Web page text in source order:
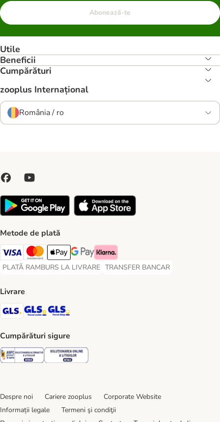
Abonează-te
Utile
Beneficii
Cumpărături
zooplus Internațional
România / ro
Metode de plată
Visa Payment Method
Master Card Payment Method
Apple Pay Payment Method
Google Pay Payment Method
Klarna Payment Method
PLATĂ RAMBURS LA LIVRARE
PLATĂ RAMBURS LA LIVRARE Payment Method
TRANSFER BANCAR
TRANSFER BANCAR Payment
Livrare
GLS Shipping Method
GLS Locker Shipping Method
Cumpărături sigure
Security Security
Despre noi Cariere zooplus
Corporate Website
Informații legale
Termeni şi condiţii